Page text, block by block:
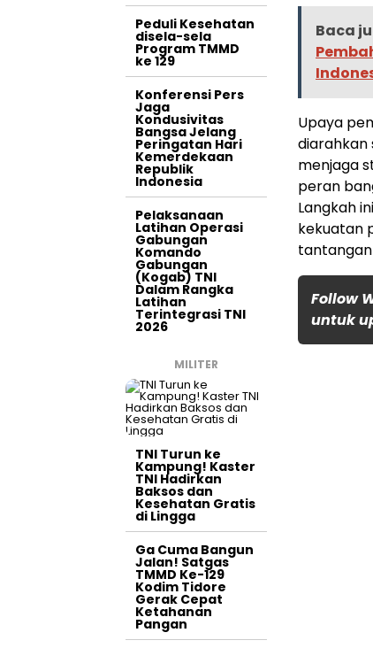
Baca
Upaya
diarahkan
menjaga
peran
Langkah
kekuatan
Follow
untuk
Peduli Kesehatan
disela-sela
Program TMMD
ke 129
Konferensi Pers
Jaga
Kondusivitas
Bangsa Jelang
Peringatan Hari
Kemerdekaan
Republik
Indonesia
Pelaksanaan
Latihan Operasi
Gabungan
Komando
Gabungan
(Kogab) TNI
Dalam Rangka
Latihan
Terintegrasi TNI
2026
MILITER
TNI Turun ke
Kampung! Kaster
TNI Hadirkan
Baksos dan
Kesehatan Gratis
di Lingga
Ga Cuma Bangun
Jalan! Satgas
TMMD Ke-129
Kodim Tidore
Gerak Cepat
Ketahanan
Pangan